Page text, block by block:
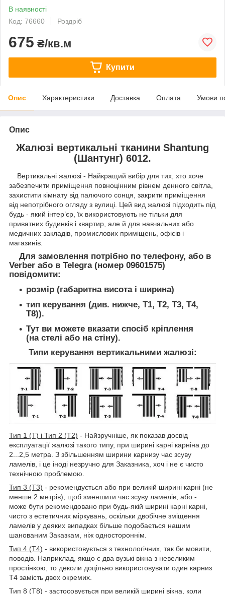
В наявності
Код: 76660
Роздріб
675 ₴/кв.м
Купити
Опис Характеристики Доставка Оплата Умови
Опис
Жалюзі вертикальні тканини Shantung
(Шантунг) 6012.
Вертикальні жалюзі - Найкращий вибір для тих, хто хоче
забезпечити приміщення повноцінним рівнем денного світла,
захистити кімнату від палючого сонця, закрити приміщення
від непотрібного огляду з вулиці. Цей вид жалюзі підходить під
будь - який інтер’єр, їх використовують не тільки для
приватних будинків і квартир, але й для навчальних або
медичних закладів, промислових приміщень, офісів і
магазинів.
Для замовлення потрібно по телефону, або в
Verber або в Telegra (номер 09601575)
повідомити:
розмір (габаритна висота і ширина)
тип керування (див. нижче, T1, Т2, Т3, Т4,
Т8)).
Тут ви можете вказати спосіб кріплення
(на стелі або на стіну).
Типи керування вертикальними жалюзі:
Тип 1 (Т) і Тип 2 (Т2) - Найзручніше, як показав досвід
експлуатації жалюзі такого типу, при ширині карні карніна до
2...2,5 метра. З збільшенням ширини карнизу час зсуву
ламелів, і це іноді незручно для Заказника, хоч і не є чисто
технічною проблемою.
Тип 3 (Т3) - рекомендується або при великій ширині карні (не
менше 2 метрів), щоб зменшити час зсуву ламелів, або -
може бути рекомендовано при будь-якій ширині карні карні,
чисто з естетичних міркувань, оскільки двобічне зміщення
ламелів у деяких випадках більше подобається нашим
шанованим Заказкам, ніж одностороннім.
Тип 4 (Т4) - використовується з технологічних, так би мовити,
поводів. Наприклад, якщо є два вузькі вікна з невеликим
простінкою, то деколи доцільно використовувати один карниз
Т4 замість двох окремих.
Тип 8 (Т8) - застосовується при великій ширині вікна, коли